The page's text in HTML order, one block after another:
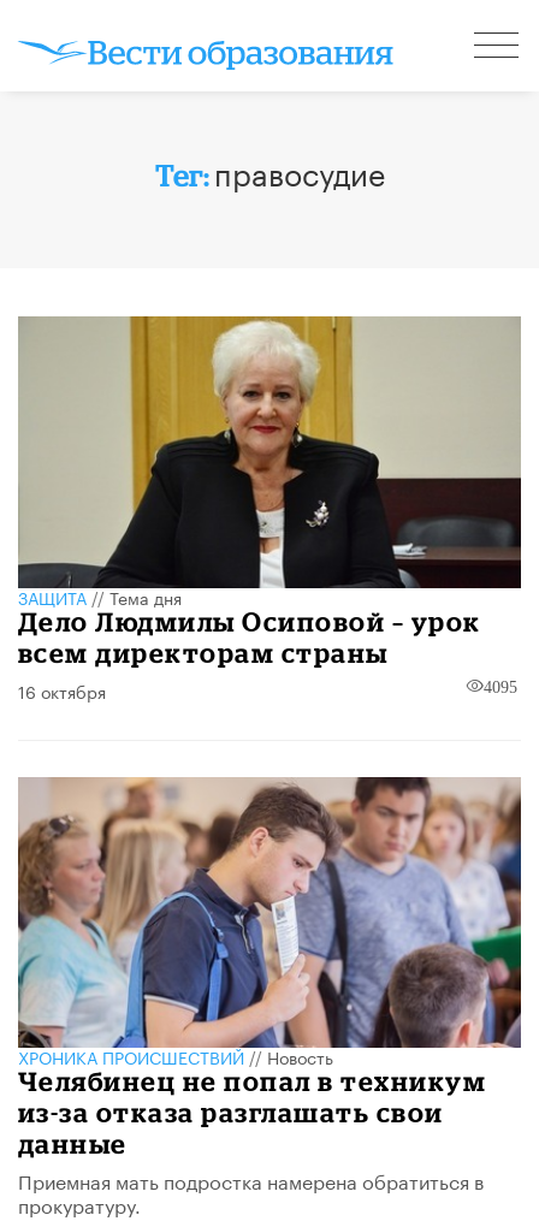
Тег: правосудие
ЗАЩИТА//Тема дня
Дело Людмилы Осиповой – урок
всем директорам страны
16 октября 4095
ХРОНИКА ПРОИСШЕСТВИЙ//Новость
Челябинец не попал в техникум
из-за отказа разглашать свои
данные
Приемная мать подростка намерена обратиться в
прокуратуру.